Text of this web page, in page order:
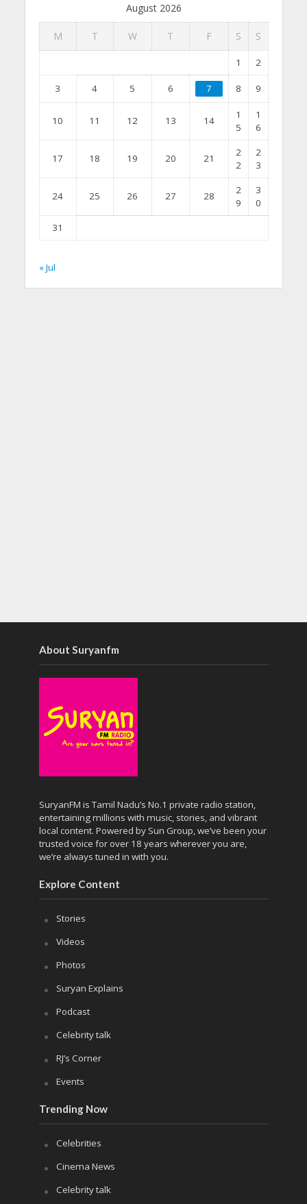
August 2026
M T W T F S S
1 2
3 4 5 6 7 8 9
10 11 12 13 14
1
5
1
6
17 18 19 20 21
2
2
2
3
24 25 26 27 28
2
9
3
0
31
« Jul
About Suryanfm
SuryanFM is Tamil Nadu’s No.1 private radio station,
entertaining millions with music, stories, and vibrant
local content. Powered by Sun Group, we’ve been your
trusted voice for over 18 years wherever you are,
we’re always tuned in with you.
Explore Content
Stories
Videos
Photos
Suryan Explains
Podcast
Celebrity talk
RJ’s Corner
Events
Trending Now
Celebrities
Cinema News
Celebrity talk